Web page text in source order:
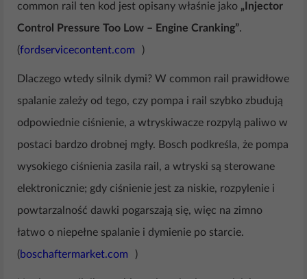
common rail ten kod jest opisany właśnie jako „Injector
Control Pressure Too Low – Engine Cranking”.
(fordservicecontent.com )
Dlaczego wtedy silnik dymi? W common rail prawidłowe
spalanie zależy od tego, czy pompa i rail szybko zbudują
odpowiednie ciśnienie, a wtryskiwacze rozpylą paliwo w
postaci bardzo drobnej mgły. Bosch podkreśla, że pompa
wysokiego ciśnienia zasila rail, a wtryski są sterowane
elektronicznie; gdy ciśnienie jest za niskie, rozpylenie i
powtarzalność dawki pogarszają się, więc na zimno
łatwo o niepełne spalanie i dymienie po starcie.
(boschaftermarket.com )